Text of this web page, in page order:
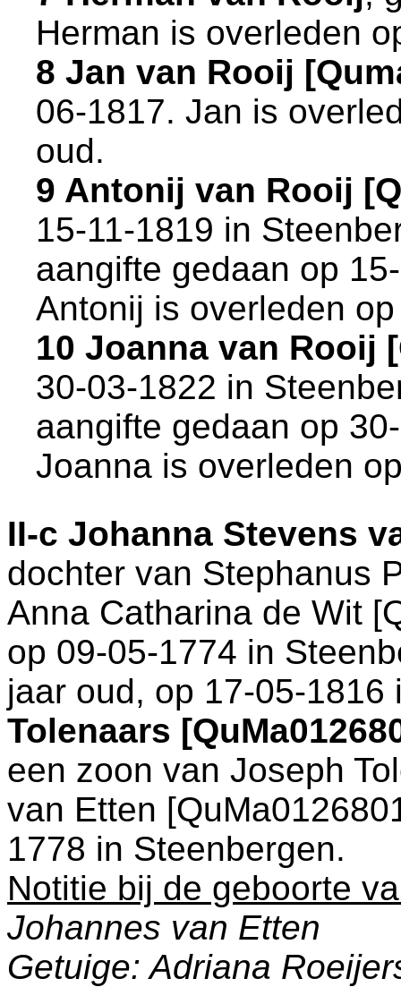
Herman is overleden
8 Jan van Rooij
06-1817. Jan is
oud.
9 Antonij van Rooij
15-11-1819 in
aangifte gedaan op
Antonij is overleden
10 Joanna van Rooij
30-03-1822 in
aangifte gedaan op
Joanna is overleden
II-c Johanna Stevens
dochter van Stephanus
Anna Catharina de Wit
op 09-05-1774 in
jaar oud, op 17-05-
Tolenaars
een zoon van Joseph
van Etten
1778 in Steenbergen.
Notitie bij de geboorte
Johannes van Etten
Getuige: Adriana